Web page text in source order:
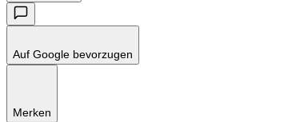
Auf Google bevorzugen
Merken